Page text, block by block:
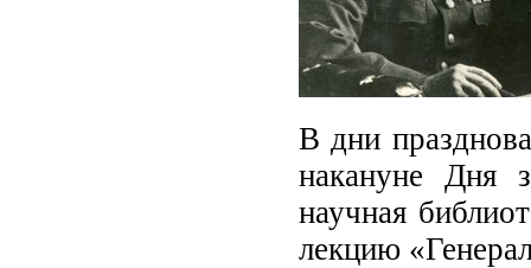
В дни
накануне Дня
научная
лекцию